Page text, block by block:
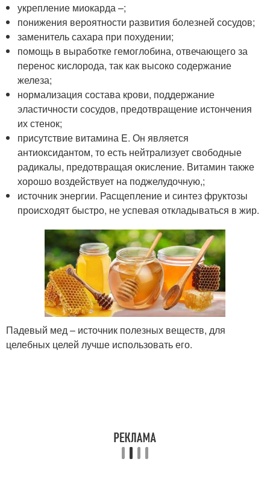
укрепление миокарда –;
понижения вероятности развития болезней сосудов;
заменитель сахара при похудении;
помощь в выработке гемоглобина, отвечающего за
перенос кислорода, так как высоко содержание
железа;
нормализация состава крови, поддержание
эластичности сосудов, предотвращение истончения
их стенок;
присутствие витамина E. Он является
антиоксидантом, то есть нейтрализует свободные
радикалы, предотвращая окисление. Витамин также
хорошо воздействует на поджелудочную,;
источник энергии. Расщепление и синтез фруктозы
происходят быстро, не успевая откладываться в жир.
Падевый мед – источник полезных веществ, для
целебных целей лучше использовать его.